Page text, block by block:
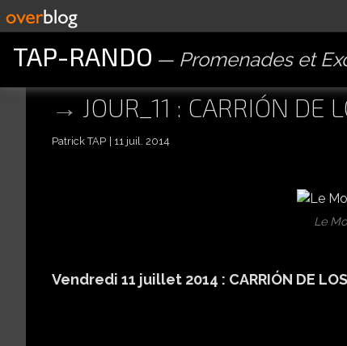
TAP-RANDO Promenades et
JOUR_11 : CARRIÓN DE
Patrick TAP 11 juil. 2014
Le
Vendredi 11 juillet 2014 : CARRIÓN DE